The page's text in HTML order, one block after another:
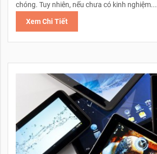
chóng. Tuy nhiên, nếu chưa có kinh nghiệm...
Xem Chi Tiết